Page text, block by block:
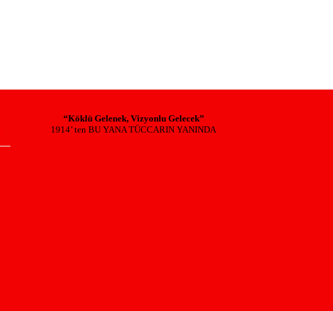
“Köklü Gelenek, Vizyonlu Gelecek”
1914’ ten BU YANA TÜCCARIN YANINDA